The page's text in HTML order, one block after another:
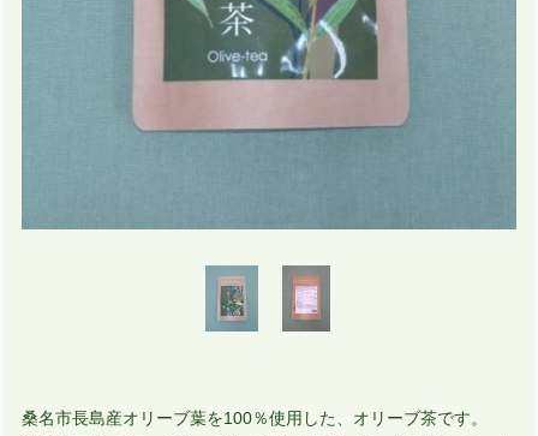
桑名市長島産オリーブ葉を100％使用した、オリーブ茶です。